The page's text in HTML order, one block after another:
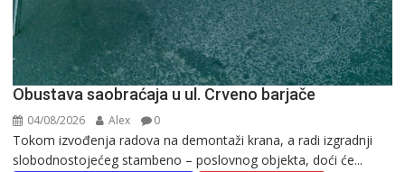
Obustava saobraćaja u ul. Crveno barjače
04/08/2026 Alex 0
Tokom izvođenja radova na demontaži krana, a radi izgradnji
slobodnostojećeg stambeno – poslovnog objekta, doći će...